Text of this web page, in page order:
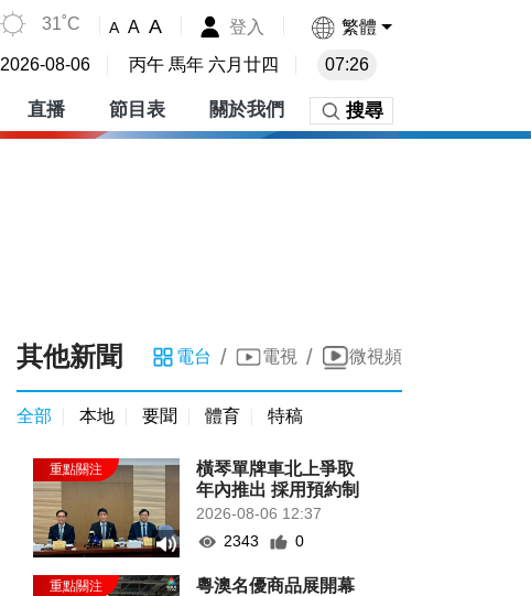
31˚C A A A 登入 繁體
2026-08-06 丙午 馬年 六月廿四 07:26
直播 節目表 關於我們 搜尋
其他新聞 電台 / 電視 / 微視頻
全部 本地 要聞 體育 特稿
橫琴單牌車北上爭取
年內推出 採用預約制
2026-08-06 12:37
2343
0
粵澳名優商品展開幕